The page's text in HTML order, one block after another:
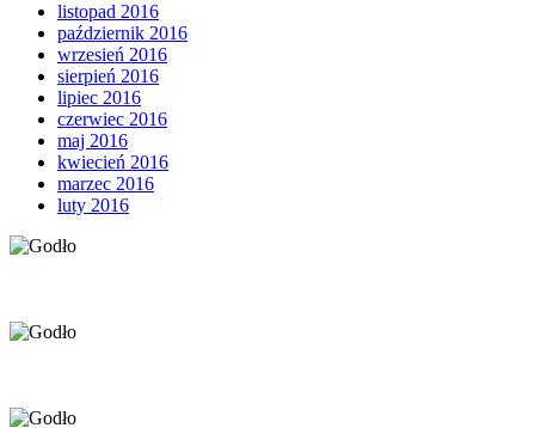
listopad 2016
październik 2016
wrzesień 2016
sierpień 2016
lipiec 2016
czerwiec 2016
maj 2016
kwiecień 2016
marzec 2016
luty 2016